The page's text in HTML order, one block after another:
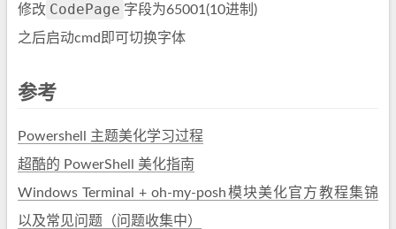
修改 CodePage 字段为65001(10进制)
之后启动cmd即可切换字体
参考
Powershell 主题美化学习过程
超酷的 PowerShell 美化指南
Windows Terminal + oh-my-posh模块美化官方教程集锦
以及常见问题（问题收集中）